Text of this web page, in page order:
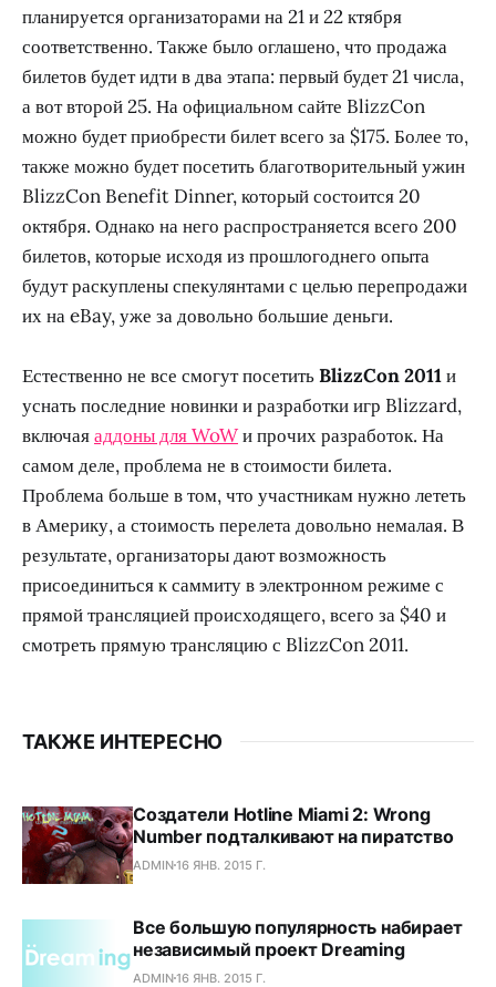
планируется организаторами на 21 и 22 ктября
соответственно. Также было оглашено, что продажа
билетов будет идти в два этапа: первый будет 21 числа,
а вот второй 25. На официальном сайте BlizzCon
можно будет приобрести билет всего за $175. Более то,
также можно будет посетить благотворительный ужин
BlizzCon Benefit Dinner, который состоится 20
октября. Однако на него распространяется всего 200
билетов, которые исходя из прошлогоднего опыта
будут раскуплены спекулянтами с целью перепродажи
их на eBay, уже за довольно большие деньги.
Естественно не все смогут посетитьBlizzCon 2011и
уснать последние новинки и разработки игр Blizzard,
включаяаддоны для WoWи прочих разработок. На
самом деле, проблема не в стоимости билета.
Проблема больше в том, что участникам нужно лететь
в Америку, а стоимость перелета довольно немалая. В
результате, организаторы дают возможность
присоединиться к саммиту в электронном режиме с
прямой трансляцией происходящего, всего за $40 и
смотреть прямую трансляцию с BlizzCon 2011.
ТАКЖЕ ИНТЕРЕСНО
Создатели Hotline Miami 2: Wrong
Number подталкивают на пиратство
ADMIN16 ЯНВ. 2015 Г.
Все большую популярность набирает
независимый проект Dreaming
ADMIN16 ЯНВ. 2015 Г.